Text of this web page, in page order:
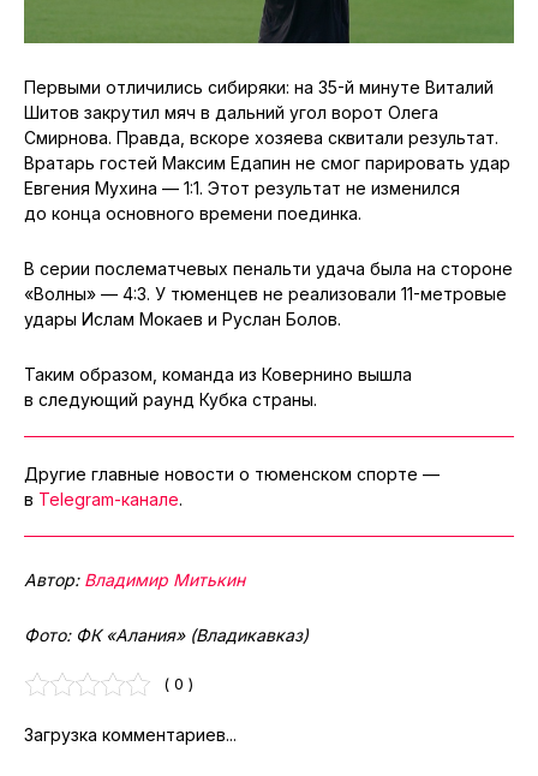
Первыми отличились сибиряки: на 35-й минуте Виталий
Шитов закрутил мяч в дальний угол ворот Олега
Смирнова. Правда, вскоре хозяева сквитали результат.
Вратарь гостей Максим Едапин не смог парировать удар
Евгения Мухина — 1:1. Этот результат не изменился
до конца основного времени поединка.
В серии послематчевых пенальти удача была на стороне
«Волны» — 4:3. У тюменцев не реализовали 11-метровые
удары Ислам Мокаев и Руслан Болов.
Таким образом, команда из Ковернино вышла
в следующий раунд Кубка страны.
Другие главные новости о тюменском спорте —
в Telegram-канале.
Автор: Владимир Митькин
Фото: ФК «Алания» (Владикавказ)
( 0 )
Загрузка комментариев...